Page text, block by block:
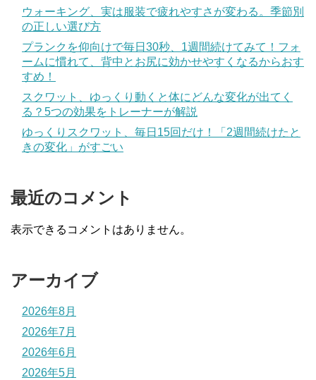
ウォーキング、実は服装で疲れやすさが変わる。季節別
の正しい選び方
プランクを仰向けで毎日30秒、1週間続けてみて！フォ
ームに慣れて、背中とお尻に効かせやすくなるからおす
すめ！
スクワット、ゆっくり動くと体にどんな変化が出てく
る？5つの効果をトレーナーが解説
ゆっくりスクワット、毎日15回だけ！「2週間続けたと
きの変化」がすごい
最近のコメント
表示できるコメントはありません。
アーカイブ
2026年8月
2026年7月
2026年6月
2026年5月